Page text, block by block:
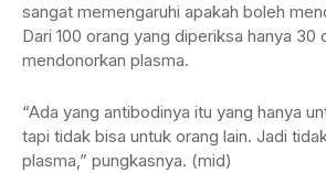
sangat memengaruhi apakah boleh
Dari 100 orang yang diperiksa hanya 30
mendonorkan plasma.
“Ada yang antibodinya itu yang hanya
tapi tidak bisa untuk orang lain. Jadi
plasma,” pungkasnya. (mid)